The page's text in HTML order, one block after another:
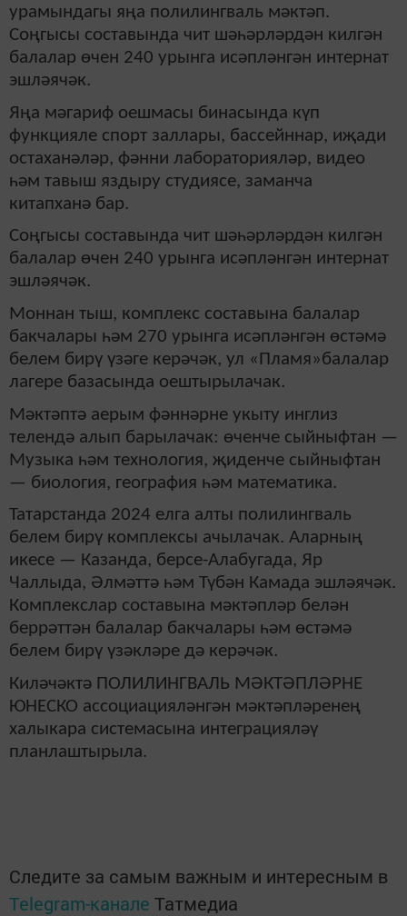
урамындагы яңа полилингваль мәктәп.
Соңгысы составында чит шәһәрләрдән килгән
балалар өчен 240 урынга исәпләнгән интернат
эшләячәк.
Яңа мәгариф оешмасы бинасында күп
функцияле спорт заллары, бассейннар, иҗади
остаханәләр, фәнни лабораторияләр, видео
һәм тавыш яздыру студиясе, заманча
китапханә бар.
Соңгысы составында чит шәһәрләрдән килгән
балалар өчен 240 урынга исәпләнгән интернат
эшләячәк.
Моннан тыш, комплекс составына балалар
бакчалары һәм 270 урынга исәпләнгән өстәмә
белем бирү үзәге керәчәк, ул «Пламя»балалар
лагере базасында оештырылачак.
Мәктәптә аерым фәннәрне укыту инглиз
телендә алып барылачак: өченче сыйныфтан —
Музыка һәм технология, җиденче сыйныфтан
— биология, география һәм математика.
Татарстанда 2024 елга алты полилингваль
белем бирү комплексы ачылачак. Аларның
икесе — Казанда, берсе-Алабугада, Яр
Чаллыда, Әлмәттә һәм Түбән Камада эшләячәк.
Комплекслар составына мәктәпләр белән
беррәттән балалар бакчалары һәм өстәмә
белем бирү үзәкләре дә керәчәк.
Киләчәктә ПОЛИЛИНГВАЛЬ МӘКТӘПЛӘРНЕ
ЮНЕСКО ассоциацияләнгән мәктәпләренең
халыкара системасына интеграцияләү
планлаштырыла.
Следите за самым важным и интересным в
Telegram-канале Татмедиа